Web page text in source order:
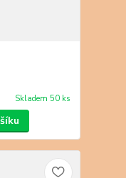
Skladem 50 ks